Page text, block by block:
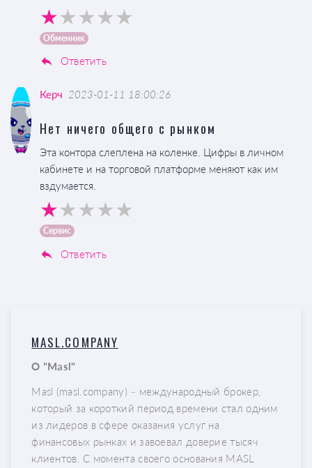
Обменник
Ответить
Керч 2023-01-11 18:00:26
Нет ничего общего с рынком
Эта контора слеплена на коленке. Цифры в личном
кабинете и на торговой платформе меняют как им
вздумается.
Сервис
Ответить
MASL.COMPANY
О "Masl"
Masl (masl.company) – международный брокер,
который за короткий период времени стал одним
из лидеров в сфере оказания услуг на
финансовых рынках и завоевал доверие тысяч
клиентов. С момента своего основания MASL